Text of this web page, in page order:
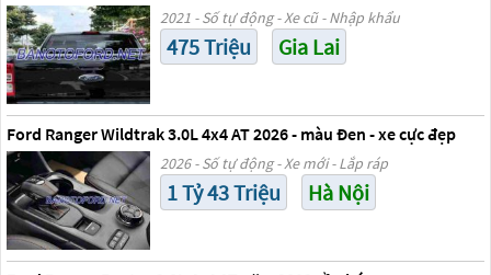
2021 - Số tự động - Xe cũ - Nhập khẩu
475 Triệu Gia Lai
Ford Ranger Wildtrak 3.0L 4x4 AT 2026 - màu Đen - xe cực đẹp
2026 - Số tự động - Xe mới - Lắp ráp
1 Tỷ 43 Triệu Hà Nội